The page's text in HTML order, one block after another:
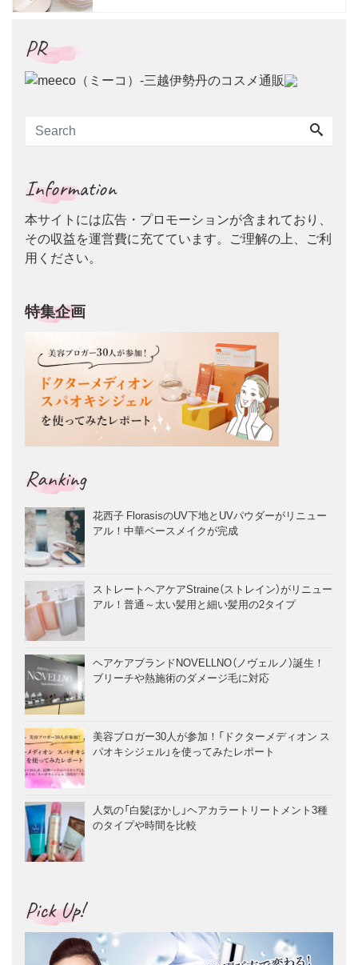
PR
Information
本サイトには広告・プロモーションが含まれており、
その収益を運営費に充てています。ご理解の上、ご利
用ください。
特集企画
Ranking
花西子 FlorasisのUV下地とUVパウダーがリニュー
アル！中華ベースメイクが完成
ストレートヘアケアStraine（ストレイン）がリニュー
アル！普通～太い髪用と細い髪用の2タイプ
ヘアケアブランドNOVELLNO（ノヴェルノ）誕生！
ブリーチや熱施術のダメージ毛に対応
美容ブロガー30人が参加！「ドクターメディオン ス
パオキシジェル」を使ってみたレポート
人気の「白髪ぼかし」ヘアカラートリートメント3種
のタイプや時間を比較
Pick Up!